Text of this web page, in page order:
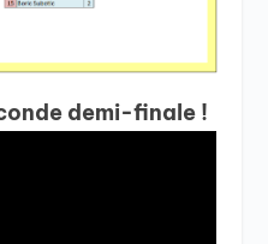
demi-finale !